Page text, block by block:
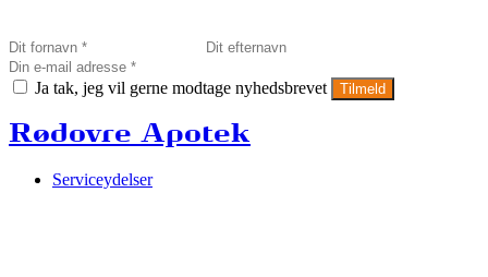
Ja tak, jeg vil gerne modtage nyhedsbrevet Tilmeld
Rødovre Apotek
Serviceydelser